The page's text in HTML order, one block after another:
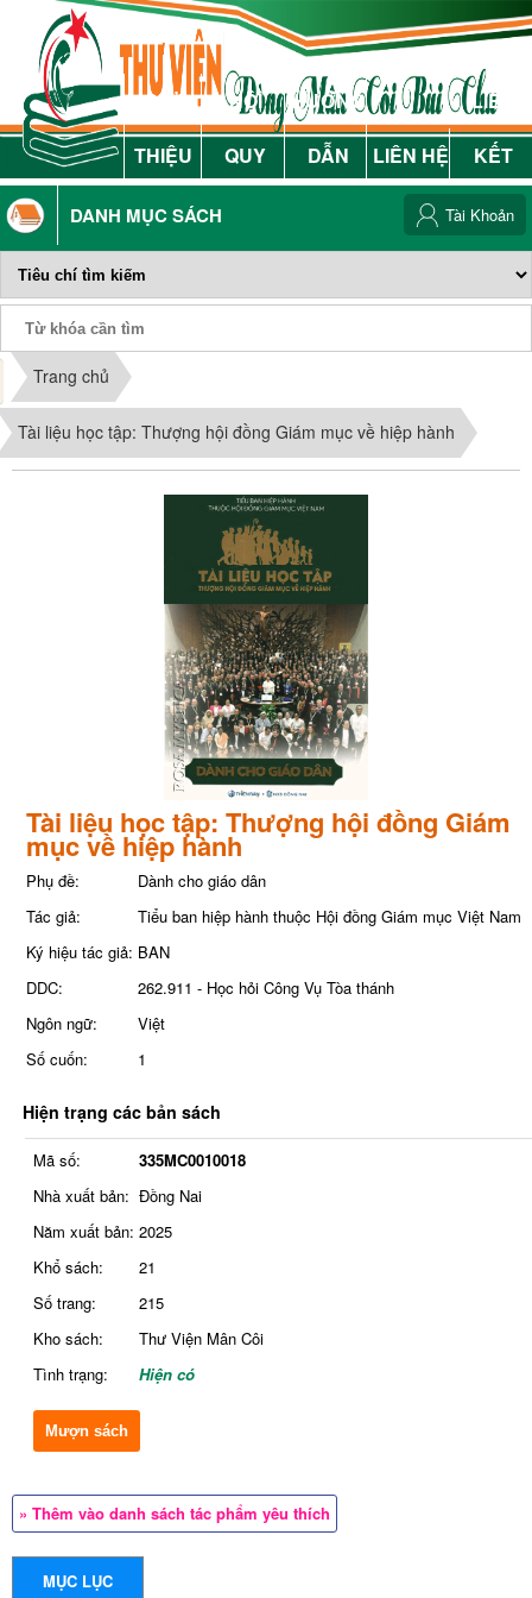
GIỚI
THIỆU
NỘI
QUY
HƯỚNG
DẪN
LIÊN HỆ
LIÊN
KẾT
DANH MỤC SÁCH Tài Khoản
Trang chủ
Tài liệu học tập: Thượng hội đồng Giám mục về hiệp hành
Tài liệu học tập: Thượng hội đồng Giám
mục về hiệp hành
Phụ đề:
Dành cho giáo dân
Tác giả:
Tiểu ban hiệp hành thuộc Hội đồng Giám mục Việt Nam
Ký hiệu tác giả: BAN
DDC:
262.911 - Học hỏi Công Vụ Tòa thánh
Ngôn ngữ:
Việt
Số cuốn:
1
Hiện trạng các bản sách
Mã số:
335MC0010018
Nhà xuất bản: Đồng Nai
Năm xuất bản: 2025
Khổ sách:
21
Số trang:
215
Kho sách:
Thư Viện Mân Côi
Tình trạng:
Hiện có
Mượn sách
» Thêm vào danh sách tác phẩm yêu thích
MỤC LỤC